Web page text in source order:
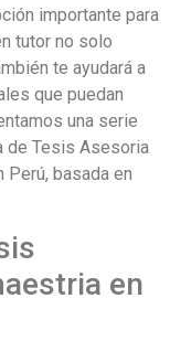
importante para
tutor no solo
te ayudará a
que puedan
una serie
de Tesis Asesoria
basada en
en